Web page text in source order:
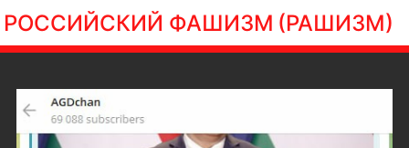
РОССИЙСКИЙ ФАШИЗМ (РАШИЗМ)